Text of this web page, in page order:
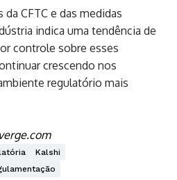
CFTC e das medidas
indica uma tendência de
controle sobre esses
crescendo nos
regulatório mais
Kalshi